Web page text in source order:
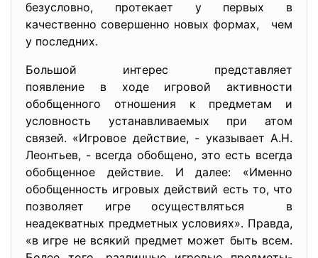
безусловно, протекает у первых в
качественно совершенно новых формах, чем
у последних.
Большой интерес представляет
появление в ходе игровой активности
обобщенного отношения к предметам и
условность устанавливаемых при атом
связей. «Игровое действие, - указывает А.Н.
Леонтьев, - всегда обобщено, это есть всегда
обобщенное действие. И далее: «Именно
обобщенность игровых действий есть то, что
позволяет игре осуществляться в
неадекватных предметных условиях». Правда,
«в игре не всякий предмет может быть всем.